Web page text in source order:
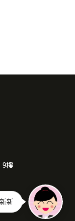
9樓
新